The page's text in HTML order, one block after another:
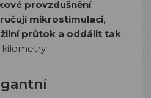
provzdušnění.
mikrostimulaci,
průtok a oddálit tak